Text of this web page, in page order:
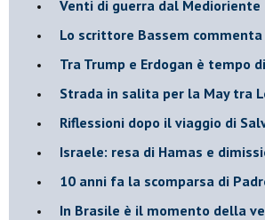
Venti di guerra dal Medioriente
Lo scrittore Bassem
Tra Trump e Erdogan è tempo
Strada in salita per la May tra
Riflessioni dopo il viaggio di
Israele: resa di Hamas e
10 anni fa la scomparsa di
In Brasile è il momento della